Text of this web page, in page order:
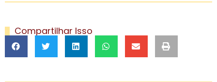
Compartilhar Isso